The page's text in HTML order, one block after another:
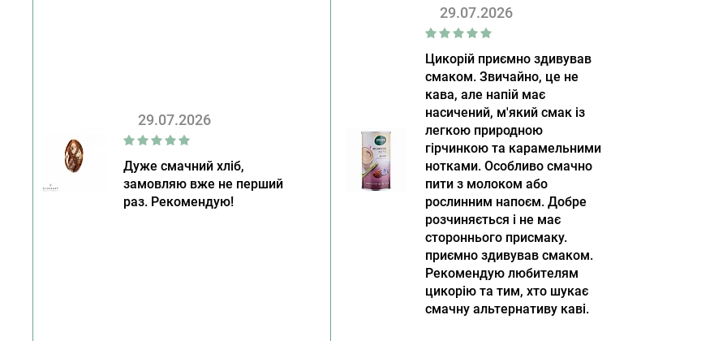
29.07.2026
Дуже смачний хліб,
замовляю вже не перший
раз. Рекомендую!
29.07.2026
Цикорій приємно здивував
смаком. Звичайно, це не
кава, але напій має
насичений, м'який смак із
легкою природною
гірчинкою та карамельними
нотками. Особливо смачно
пити з молоком або
рослинним напоєм. Добре
розчиняється і не має
стороннього присмаку.
приємно здивував смаком.
Рекомендую любителям
цикорію та тим, хто шукає
смачну альтернативу каві.